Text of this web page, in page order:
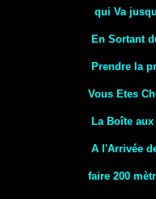
qui Va
En Sortant du
Prendre la
Vous Etes
La Boîte aux
A l'Arrivée
faire 200